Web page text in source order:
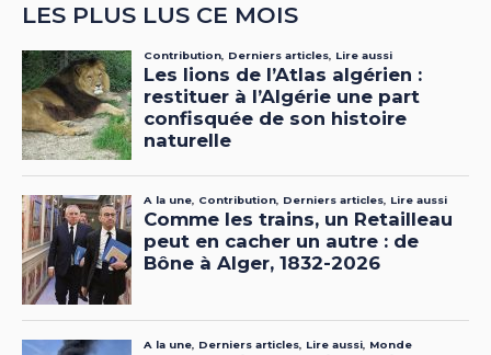
LES PLUS LUS CE MOIS